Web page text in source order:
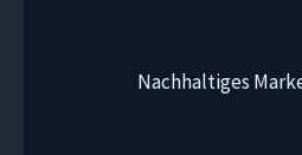
Nachhaltiges